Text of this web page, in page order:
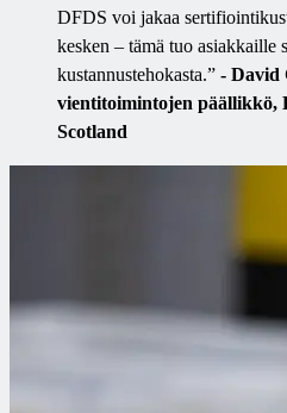
DFDS voi jakaa
kesken – tämä tuo asiakkaille
kustannustehokasta.” - David
vientitoimintojen päällikkö,
Scotland